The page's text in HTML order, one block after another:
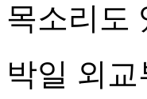
목소리도
박일 외